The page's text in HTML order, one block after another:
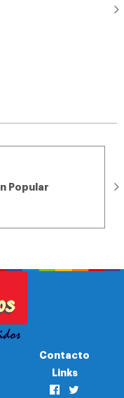
Popular
Contacto
Links